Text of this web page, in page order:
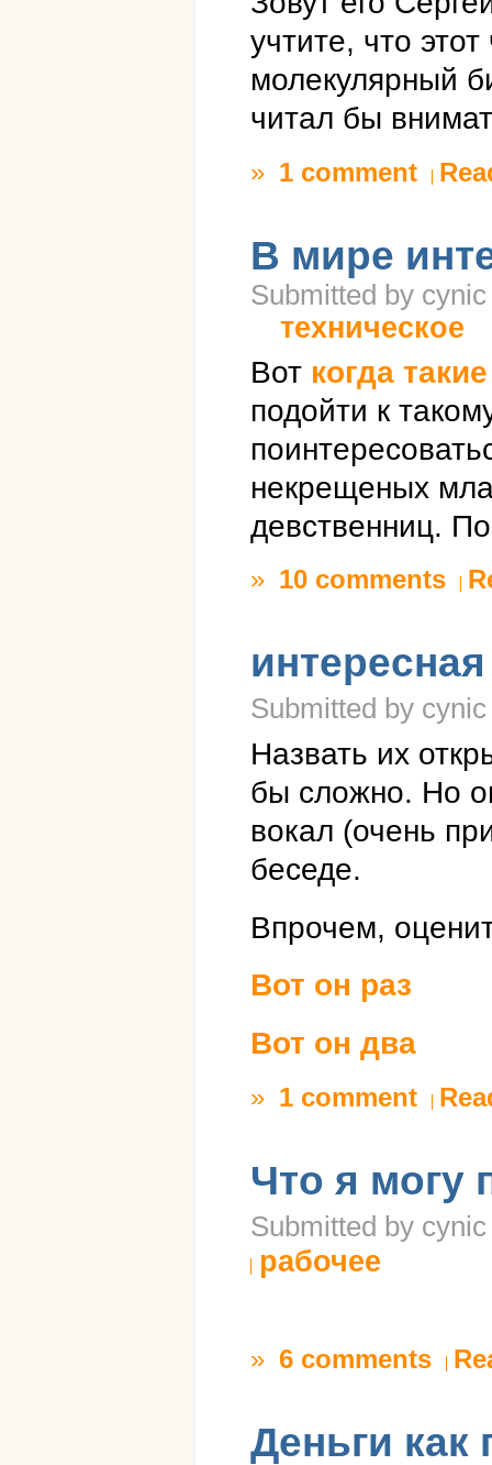
учтите, что
молекулярный
читал бы
» 1 comment
В мире
Submitted by
техническое
Вот когда
подойти к
некрещеных
девственниц.
» 10 comments
Submitted by
Назвать их
бы сложно. Но
вокал (очень
беседе.
Впрочем,
Вот он раз
Вот он два
» 1 comment
Что я могу
Submitted by
рабочее
» 6 comments
Деньги